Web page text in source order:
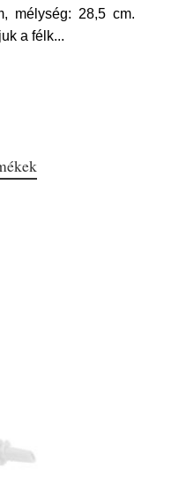
mélység: 28,5 cm.
a félk...